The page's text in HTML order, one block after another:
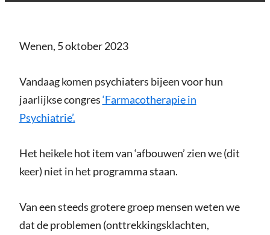
Wenen, 5 oktober 2023
Vandaag komen psychiaters bijeen voor hun
jaarlijkse congres‘Farmacotherapie in
Psychiatrie’.
Het heikele hot item van ‘afbouwen’ zien we (dit
keer) niet in het programma staan.
Van een steeds grotere groep mensen weten we
dat de problemen (onttrekkingsklachten,